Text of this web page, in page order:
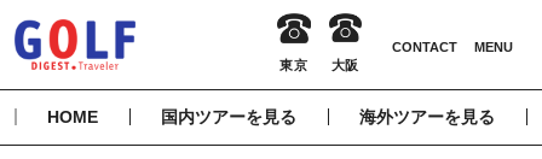
HOME 国内ツアーを見る 海外ツアーを見る